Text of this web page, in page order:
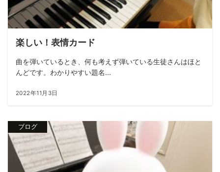
楽しい！表情カード
曲を弾いているとき、何も考えず弾いている生徒さんはほと
んどです。わかりやすい題名...
2022年11月3日
ブログ